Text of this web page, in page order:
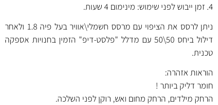
4. זמן ייבוש לפני שימוש: מינימום 4 שעות.
ניתן לרסס את הציפוי עם מרסס חשמלי\אוויר בעל פיה 1.8 ולאחר
דילול ביחס 50\50 עם מדלל "פלסט-דיפ" הזמין בחנויות אספקה
טכנית.
הוראות אזהרה:
חומר דליק ביותר !
הרחק מילדים, הרחק מחום ואש, רוקן לפני השלכה.